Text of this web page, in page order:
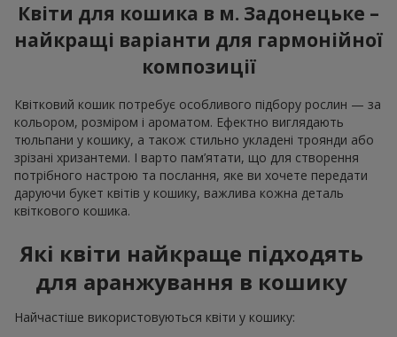
Квіти для кошика в м. Задонецьке –
найкращі варіанти для гармонійної
композиції
Квітковий кошик потребує особливого підбору рослин — за
кольором, розміром і ароматом. Ефектно виглядають
тюльпани у кошику, а також стильно укладені троянди або
зрізані хризантеми. І варто пам’ятати, що для створення
потрібного настрою та послання, яке ви хочете передати
даруючи букет квітів у кошику, важлива кожна деталь
квіткового кошика.
Які квіти найкраще підходять
для аранжування в кошику
Найчастіше використовуються квіти у кошику: